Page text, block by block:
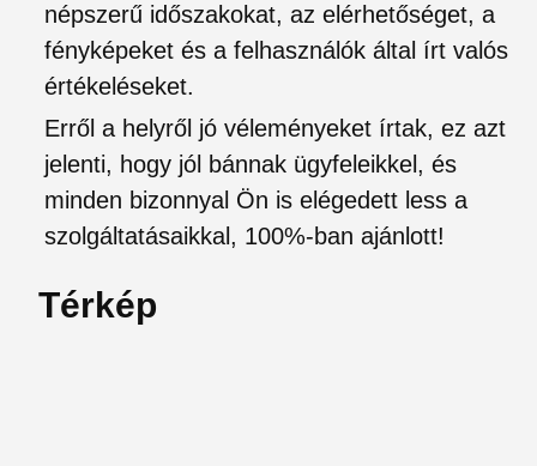
népszerű időszakokat, az elérhetőséget, a
fényképeket és a felhasználók által írt valós
értékeléseket.
Erről a helyről jó véleményeket írtak, ez azt
jelenti, hogy jól bánnak ügyfeleikkel, és
minden bizonnyal Ön is elégedett less a
szolgáltatásaikkal, 100%-ban ajánlott!
Térkép